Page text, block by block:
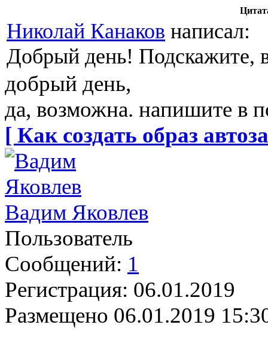
Николай Канаков написал:
Добрый день! Подскажите,
добрый день,
да, возможна. напишите в
[ Как создать образ
Вадим Яковлев
Пользователь
Сообщений: 1
Регистрация: 06.01.2019
Размещено 06.01.2019